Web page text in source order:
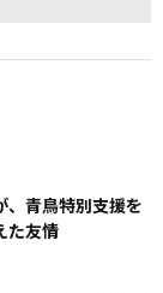
、青鳥特別支援を
た友情